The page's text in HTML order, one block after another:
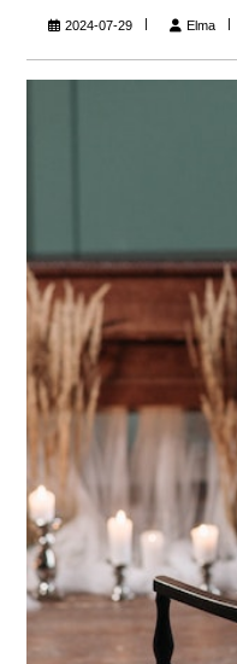
2024-07-29 ElmaElma